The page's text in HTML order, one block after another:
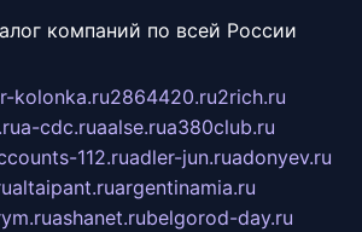
компаний по всей России
kolonka.ru2864420.ru2rich.ru
a-cdc.ruaalse.rua380club.ru
112.ruadler-jun.ruadonyev.ru
altaipant.ruargentinamia.ru
ashanet.rubelgorod-day.ru